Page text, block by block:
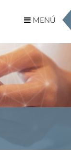
MENÚ
MENÚ